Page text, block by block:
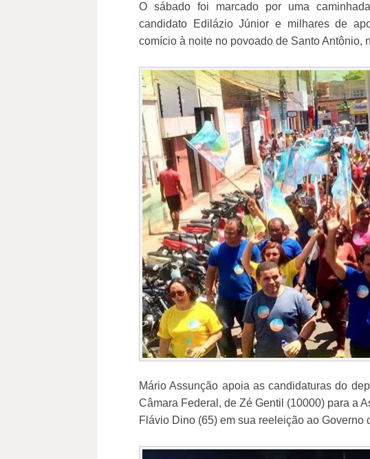
O sábado foi marcado por uma
candidato Edilázio Júnior e milhares de
comício à noite no povoado de Santo Antônio,
Mário Assunção apoia as candidaturas do
Câmara Federal, de Zé Gentil (10000) para a
Flávio Dino (65) em sua reeleição ao Governo